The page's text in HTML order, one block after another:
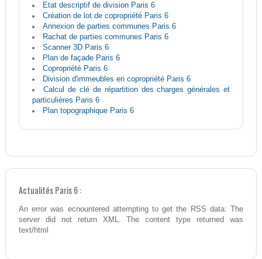
Etat descriptif de division Paris 6
Création de lot de copropriété Paris 6
Annexion de parties communes Paris 6
Rachat de parties communes Paris 6
Scanner 3D Paris 6
Plan de façade Paris 6
Copropriété Paris 6
Division d'immeubles en copropriété Paris 6
Calcul de clé de répartition des charges générales et
particulières Paris 6
Plan topographique Paris 6
Actualités Paris 6 :
An error was ecnountered attempting to get the RSS data: The
server did not return XML. The content type returned was
text/html